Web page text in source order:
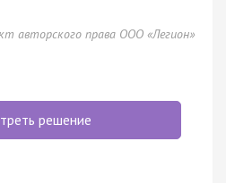
авторского права ООО «Легион»
решение